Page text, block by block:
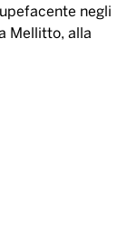
negli
Mellitto, alla